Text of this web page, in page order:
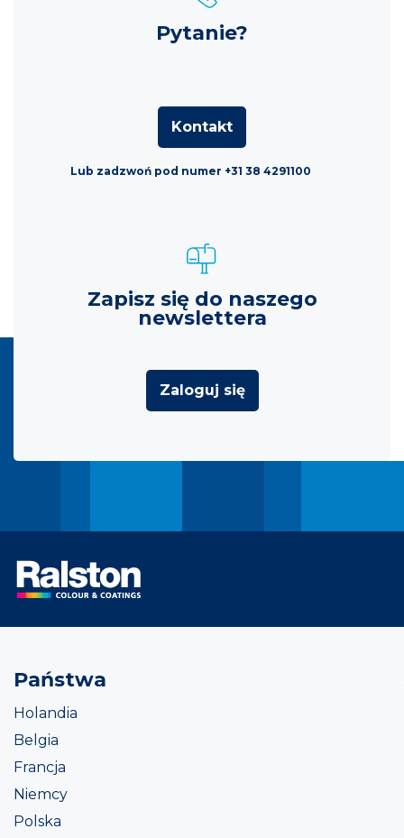
Pytanie?
Kontakt
Lub zadzwoń pod numer +31 38 4291100
Zapisz się do naszego
newslettera
Zaloguj się
Państwa
Holandia
Belgia
Francja
Niemcy
Polska